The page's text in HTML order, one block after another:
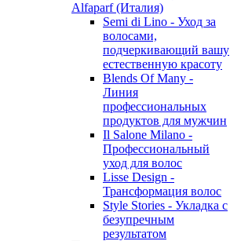
Alfaparf (Италия)
Semi di Lino - Уход за
волосами,
подчеркивающий вашу
естественную красоту
Blends Of Many -
Линия
профессиональных
продуктов для мужчин
Il Salone Milano -
Профессиональный
уход для волос
Lisse Design -
Трансформация волос
Style Stories - Укладка с
безупречным
результатом